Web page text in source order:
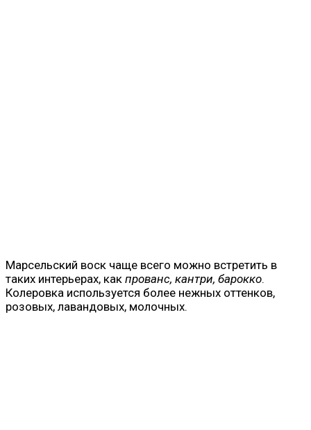
Марсельский воск чаще всего можно встретить в
таких интерьерах, как прованс, кантри, барокко.
Колеровка используется более нежных оттенков,
розовых, лавандовых, молочных.